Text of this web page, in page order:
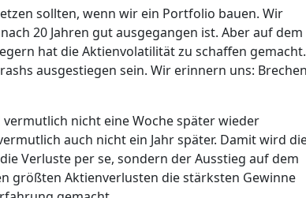
sollten, wenn wir ein Portfolio bauen. Wir
20 Jahren gut ausgegangen ist. Aber auf dem
hat die Aktienvolatilität zu schaffen gemacht.
ausgestiegen sein. Wir erinnern uns:
nicht eine Woche später wieder
auch nicht ein Jahr später. Damit wird
Verluste per se, sondern der Ausstieg auf dem
größten Aktienverlusten die stärksten Gewinne